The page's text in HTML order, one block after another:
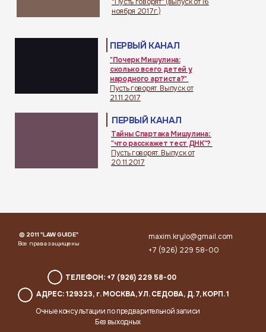
ПЕРВЫЙ КАНАЛ
ПЕРВЫЙ КАНАЛ
ноября 2017г.)
Тайны Спартака Мишулина:
"что расскажет тест ДНК"?
Пусть говорят. Выпуск от
20.11.2017
"Почерк Мишулина:
сколько всего детей у
народного артиста?"
Пусть говорят. Выпуск от
21.11.2017
+7 (926) 229 58-00
maxim.krylo@gmail.com
© 2011 "LAW GUIDE"
Все права защищены
Очные консультации по предварительной записи
Без выходных
АДРЕС: 129323, г. МОСКВА, УЛ. СЕДОВА, Д. 7, КОРП. 1
ТЕЛЕФОН: +7 (926) 229 58-00